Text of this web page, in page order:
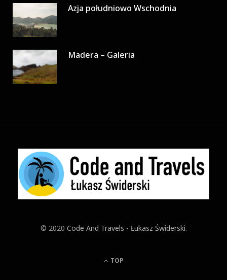
Azja południowo Wschodnia
Madera – Galeria
© 2020 Code And Travels - Łukasz Świderski.
TOP